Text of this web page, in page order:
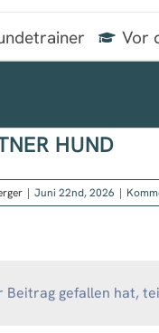
Vor
HUND
| Juni 22nd, 2026 |
Beitrag gefallen hat,